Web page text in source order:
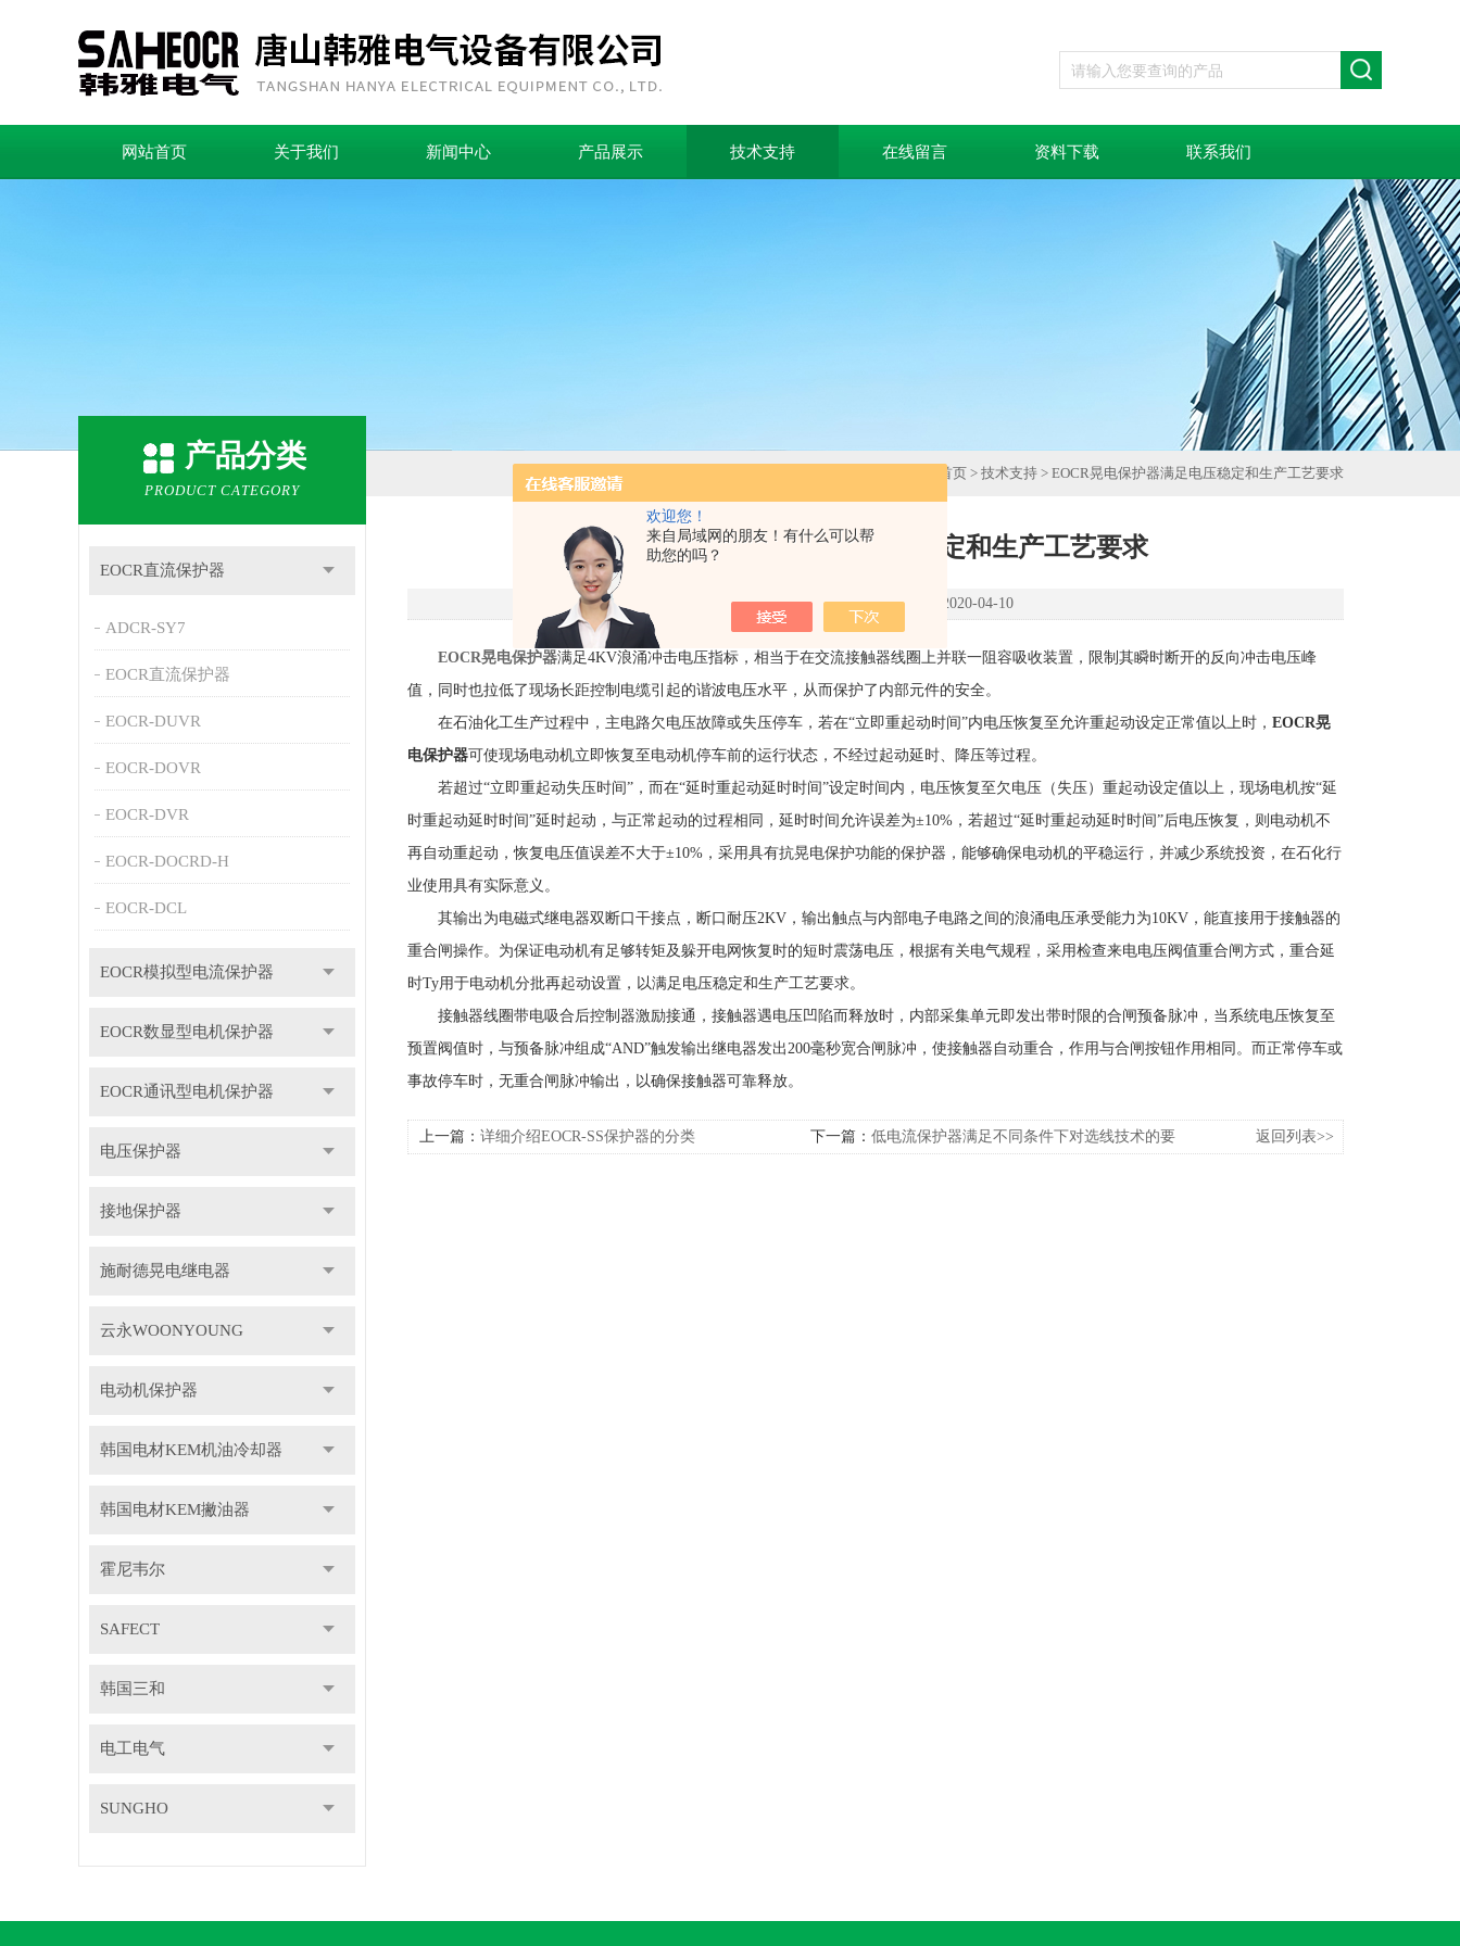
欢迎您！
来自局域网的朋友！有什么可以帮
助您的吗？
网站首页 关于我们 新闻中心 产品展示 技术支持 在线留言 资料下载 联系我们
产品分类
PRODUCT CATEGORY
EOCR直流保护器
ADCR-SY7
EOCR直流保护器
EOCR-DUVR
EOCR-DOVR
EOCR-DVR
EOCR-DOCRD-H
EOCR-DCL
EOCR模拟型电流保护器
EOCR数显型电机保护器
EOCR通讯型电机保护器
电压保护器
接地保护器
施耐德晃电继电器
云永WOONYOUNG
电动机保护器
韩国电材KEM机油冷却器
韩国电材KEM撇油器
霍尼韦尔
SAFECT
韩国三和
电工电气
SUNGHO
首页 > 技术支持 > EOCR晃电保护器满足电压稳定和生产工艺要求
EOCR晃电保护器满足电压稳定和生产工艺要求
点击次数：2849 更新时间：2020-04-10
EOCR晃电保护器满足4KV浪涌冲击电压指标，相当于在交流接触器线圈上并联一阻容吸收装置，限制其瞬时断开的反向冲击电压峰
值，同时也拉低了现场长距控制电缆引起的谐波电压水平，从而保护了内部元件的安全。
在石油化工生产过程中，主电路欠电压故障或失压停车，若在“立即重起动时间”内电压恢复至允许重起动设定正常值以上时， EOCR晃
电保护器可使现场电动机立即恢复至电动机停车前的运行状态，不经过起动延时、降压等过程。
若超过“立即重起动失压时间”，而在“延时重起动延时时间”设定时间内，电压恢复至欠电压（失压）重起动设定值以上，现场电机按“延
时重起动延时时间”延时起动，与正常起动的过程相同，延时时间允许误差为±10%，若超过“延时重起动延时时间”后电压恢复，则电动机不
再自动重起动，恢复电压值误差不大于±10%，采用具有抗晃电保护功能的保护器，能够确保电动机的平稳运行，并减少系统投资，在石化行
业使用具有实际意义。
其输出为电磁式继电器双断口干接点，断口耐压2KV，输出触点与内部电子电路之间的浪涌电压承受能力为10KV，能直接用于接触器的
重合闸操作。为保证电动机有足够转矩及躲开电网恢复时的短时震荡电压，根据有关电气规程，采用检查来电电压阀值重合闸方式，重合延
时Ty用于电动机分批再起动设置，以满足电压稳定和生产工艺要求。
接触器线圈带电吸合后控制器激励接通，接触器遇电压凹陷而释放时，内部采集单元即发出带时限的合闸预备脉冲，当系统电压恢复至
预置阀值时，与预备脉冲组成“AND”触发输出继电器发出200毫秒宽合闸脉冲，使接触器自动重合，作用与合闸按钮作用相同。而正常停车或
事故停车时，无重合闸脉冲输出，以确保接触器可靠释放。
上一篇： 详细介绍EOCR-SS保护器的分类 下一篇： 低电流保护器满足不同条件下对选线技术的要
返回列表>>